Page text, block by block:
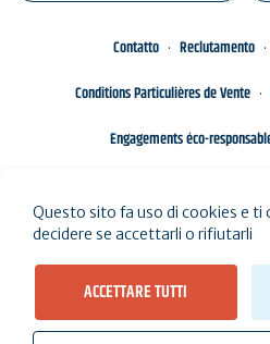
Contatto Reclutamento
Conditions Particulières de Vente
Engagements éco-
Questo sito fa uso di cookies e ti
decidere se accettarli o rifiutarli
ACCETTARE TUTTI